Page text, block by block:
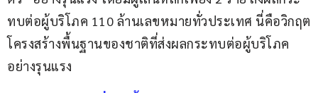
ทบต่อผู้บริโภค 110 ล้านเลขหมายทั่วประเทศ นี่คือวิกฤต
โครงสร้างพื้นฐานของชาติที่ส่งผลกระทบต่อผู้บริโภค
อย่างรุนแรง